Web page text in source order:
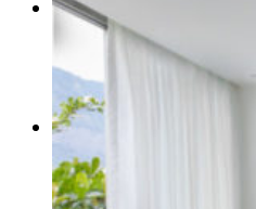
COLUNISTAS
PERFIS CRIATIVOS POR
COLUNA SERGIO
COLUNA WAIR DE PAULA
ARTE.IN.FORMA
CONEXÕES
Notas
Social